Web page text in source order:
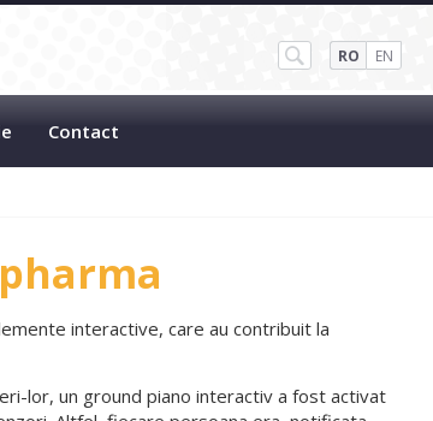
RO EN
Contact
interactive, care au contribuit la
lor, un ground piano interactiv a fost activat